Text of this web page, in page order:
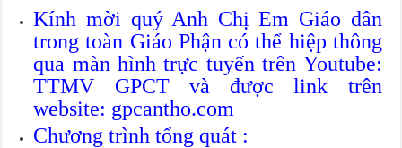
Kính mời quý Anh Chị Em Giáo dân
trong toàn Giáo Phận có thể hiệp thông
qua màn hình trực tuyến trên Youtube:
TTMV GPCT và được link trên
website: gpcantho.com
Chương trình tổng quát :